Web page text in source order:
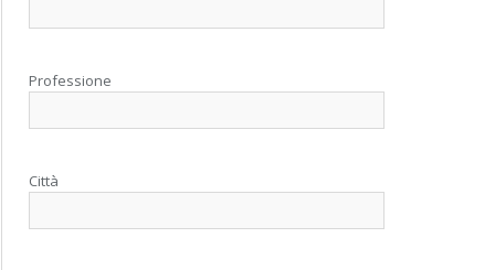
Professione
Città